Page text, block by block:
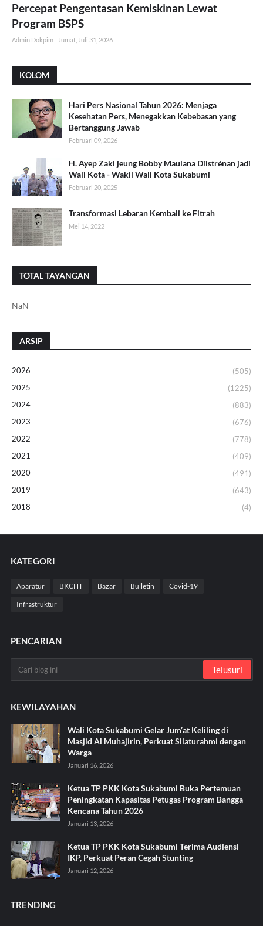
Percepat Pengentasan Kemiskinan Lewat
Program BSPS
Admin Dokpim Jumat, Juli 31, 2026
KOLOM
Hari Pers Nasional Tahun 2026: Menjaga
Kesehatan Pers, Menegakkan Kebebasan yang
Bertanggung Jawab
Februari 09, 2026
H. Ayep Zaki jeung Bobby Maulana Diistrénan jadi
Wali Kota - Wakil Wali Kota Sukabumi
Februari 20, 2025
Transformasi Lebaran Kembali ke Fitrah
Mei 14, 2022
TOTAL TAYANGAN
NaN
ARSIP
2026
(505)
2025
(1225)
2024
(883)
2023
(676)
2022
(778)
2021
(409)
2020
(491)
2019
(643)
2018
(4)
KATEGORI
Aparatur BKCHT Bazar Bulletin Covid-19
Infrastruktur
PENCARIAN
KEWILAYAHAN
Wali Kota Sukabumi Gelar Jum’at Keliling di
Masjid Al Muhajirin, Perkuat Silaturahmi dengan
Warga
Januari 16, 2026
Ketua TP PKK Kota Sukabumi Buka Pertemuan
Peningkatan Kapasitas Petugas Program Bangga
Kencana Tahun 2026
Januari 13, 2026
Ketua TP PKK Kota Sukabumi Terima Audiensi
IKP, Perkuat Peran Cegah Stunting
Januari 12, 2026
TRENDING